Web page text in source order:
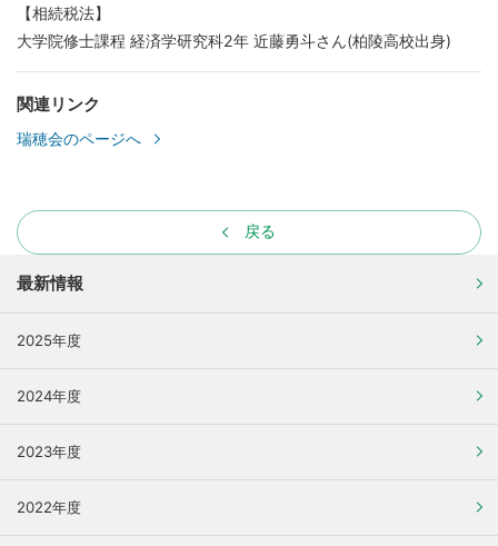
【相続税法】
大学院修士課程 経済学研究科2年 近藤勇斗さん(柏陵高校出身)
関連リンク
瑞穂会のページへ
戻る
最新情報
2025年度
2024年度
2023年度
2022年度